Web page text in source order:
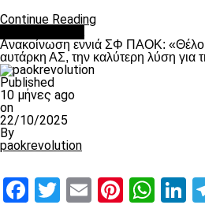
Continue Reading
Ανακοίνωση εννιά ΣΦ ΠΑΟΚ:
αυτάρκη ΑΣ, την καλύτερη λύση για
Published
10 μήνες ago
on
22/10/2025
By
paokrevolution
Facebook
Twitter
Email